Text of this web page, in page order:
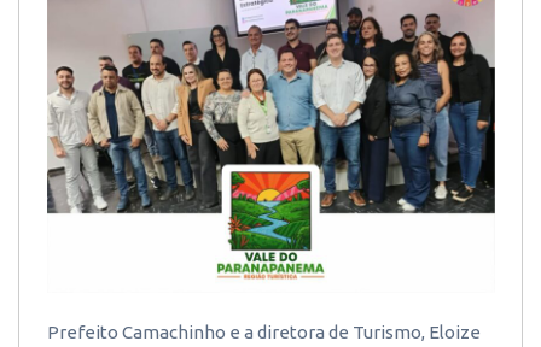
Prefeito Camachinho e a diretora de Turismo, Eloize